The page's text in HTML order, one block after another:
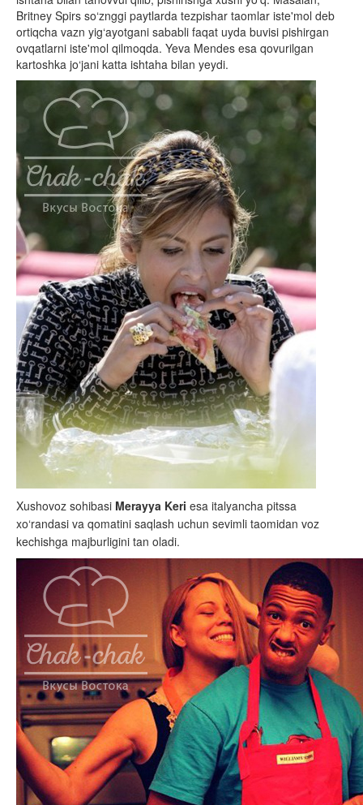
Britney Spirs so‘znggi paytlarda tezpishar taomlar iste'mol deb
ortiqcha vazn yig‘ayotgani sababli faqat uyda buvisi pishirgan
ovqatlarni iste'mol qilmoqda. Yeva Mendes esa qovurilgan
kartoshka jo‘jani katta ishtaha bilan yeydi.
Xushovoz sohibasi Merayya Keri esa italyancha pitssa
xo‘randasi va qomatini saqlash uchun sevimli taomidan voz
kechishga majburligini tan oladi.